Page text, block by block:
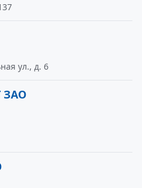
ул., д. 6
ЗАО